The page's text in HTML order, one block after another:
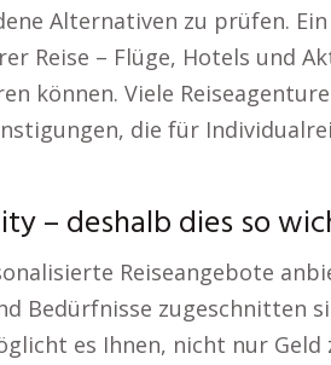
Alternativen zu prüfen.
Reise – Flüge, Hotels und
können. Viele
die für
– deshalb dies so
Reiseangebote
Bedürfnisse zugeschnitten
es Ihnen, nicht nur Geld